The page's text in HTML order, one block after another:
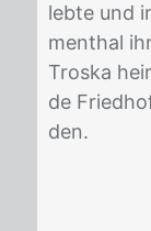
leb­te und
men­thal
Tros­ka
de
den.